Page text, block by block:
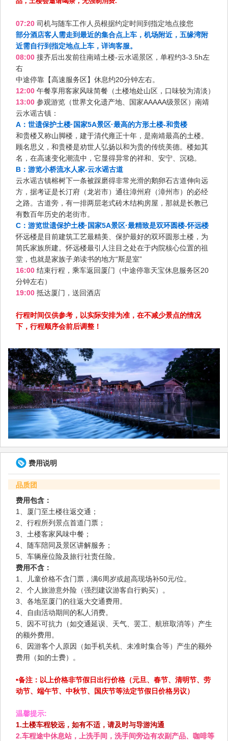
07:20 司机与随车工作人员根据约定时间到指定地点接您
部分酒店客人需走到最近的集合点上车，机场附近，五缘湾附
近需自行到指定地点上车，详询客服。
08:00
右
中途停靠【高速服务区】休息约20分钟左右。
12:00 午餐享用客家风味简餐（土楼地处山区，口味较为清淡）
13:00 参观游览（世界文化遗产地、国家AAAAA级景区）南靖
云水谣古镇：
A：世遗保护土楼·国家5A景区·最高的方形土楼-和贵楼
和贵楼又称山脚楼，建于清代雍正十年，是南靖最高的土楼。
顾名思义，和贵楼是劝世人弘扬以和为贵的传统美德。楼如其
名，在高速变化潮流中，它显得异常的祥和、安宁、沉稳。
B：游览小桥流水人家-云水谣古道
云水谣古镇榕树下一条被踩磨得非常光滑的鹅卵石古道伸向远
方，据考证是长汀府（龙岩市）通往漳州府（漳州市）的必经
之路。古道旁，有一排两层老式砖木结构房屋，那就是长教已
有数百年历史的老街市。
C：游览世遗保护土楼·国家5A景区·最精致是双环圆楼-怀远楼
怀远楼是目前建筑工艺最精美、保护最好的双环圆形土楼，为
简氏家族所建。怀远楼最引人注目之处在于内院核心位置的祖
堂，也就是家族子弟读书的地方“斯是室”
16:00
分钟左右）
19:00 抵达厦门，送回酒店
行程时间仅供参考，以实际安排为准，在不减少景点的情况
下，行程顺序会前后调整！
费用说明
品质团
费用包含：
1、厦门至土楼往返交通；
2、行程所列景点首道门票；
3、土楼客家风味中餐；
4、随车陪同及景区讲解服务；
5、车辆座位险及旅行社责任险。
费用不含：​​
1、儿童价格不含门票，满6周岁或超高现场补50元/位。
2、个人旅游意外险（强烈建议游客自行购买）。
3、各地至厦门的往返大交通费用。
4、自由活动期间的私人消费。
5、因不可抗力（如交通延误、天气、罢工、航班取消等）产生
的额外费用。
6、因游客个人原因（如手机关机、未准时集合等）产生的额外
费用（如的士费）。
•备注：以上价格非节假日出行价格（元旦、春节、清明节、劳
动节、端午节、中秋节、国庆节等法定节假日价格另议）
温馨提示:
1.土楼车程较远，如有不适，请及时与导游沟通
2.车程途中休息站，上洗手间，洗手间旁边有农副产品、咖啡等